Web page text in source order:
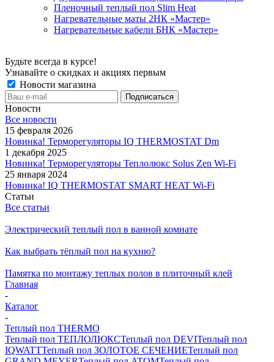
Пленочный теплый пол Slim Heat
Нагревательные маты 2НК «Мастер»
Нагревательные кабели БНК «Мастер»
Будьте всегда в курсе!
Узнавайте о скидках и акциях первым
Новости магазина
Новости
Все новости
15 февраля 2026
Новинка! Терморегуляторы IQ THERMOSTAT Dm
1 декабря 2025
Новинка! Терморегуляторы Теплолюкс Solus Zen Wi-Fi
25 января 2024
Новинка! IQ THERMOSTAT SMART HEAT Wi-Fi
Статьи
Все статьи
Электрический теплый пол в ванной комнате
Как выбрать тёплый пол на кухню?
Памятка по монтажу теплых полов в плиточный клей
Главная
-
Каталог
-
Теплый пол THERMO
Теплый пол ТЕПЛОЛЮКСТеплый пол DEVIТеплый пол
IQWATTТеплый пол ЗОЛОТОЕ СЕЧЕНИЕТеплый пол